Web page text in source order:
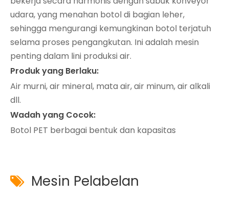
udara, yang menahan botol di bagian leher,
sehingga mengurangi kemungkinan botol terjatuh
selama proses pengangkutan. Ini adalah mesin
penting dalam lini produksi air.
Produk yang Berlaku:
Air murni, air mineral, mata air, air minum, air alkali
dll.
Wadah yang Cocok:
Botol PET berbagai bentuk dan kapasitas
 Mesin Pelabelan